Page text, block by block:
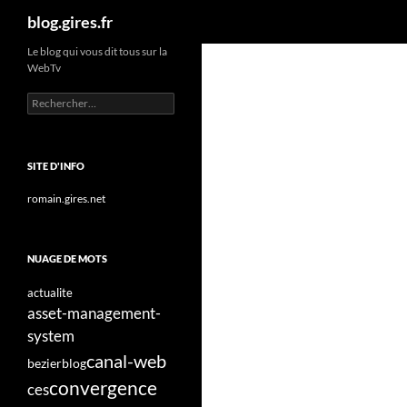
Aller
contenu
blog.gires.fr
Le blog qui vous dit tous sur la
WebTv
Rechercher :
SITE D'INFO
romain.gires.net
NUAGE DE MOTS
actualite
asset-management-
system
bezierblogcanal-web
cesconvergence